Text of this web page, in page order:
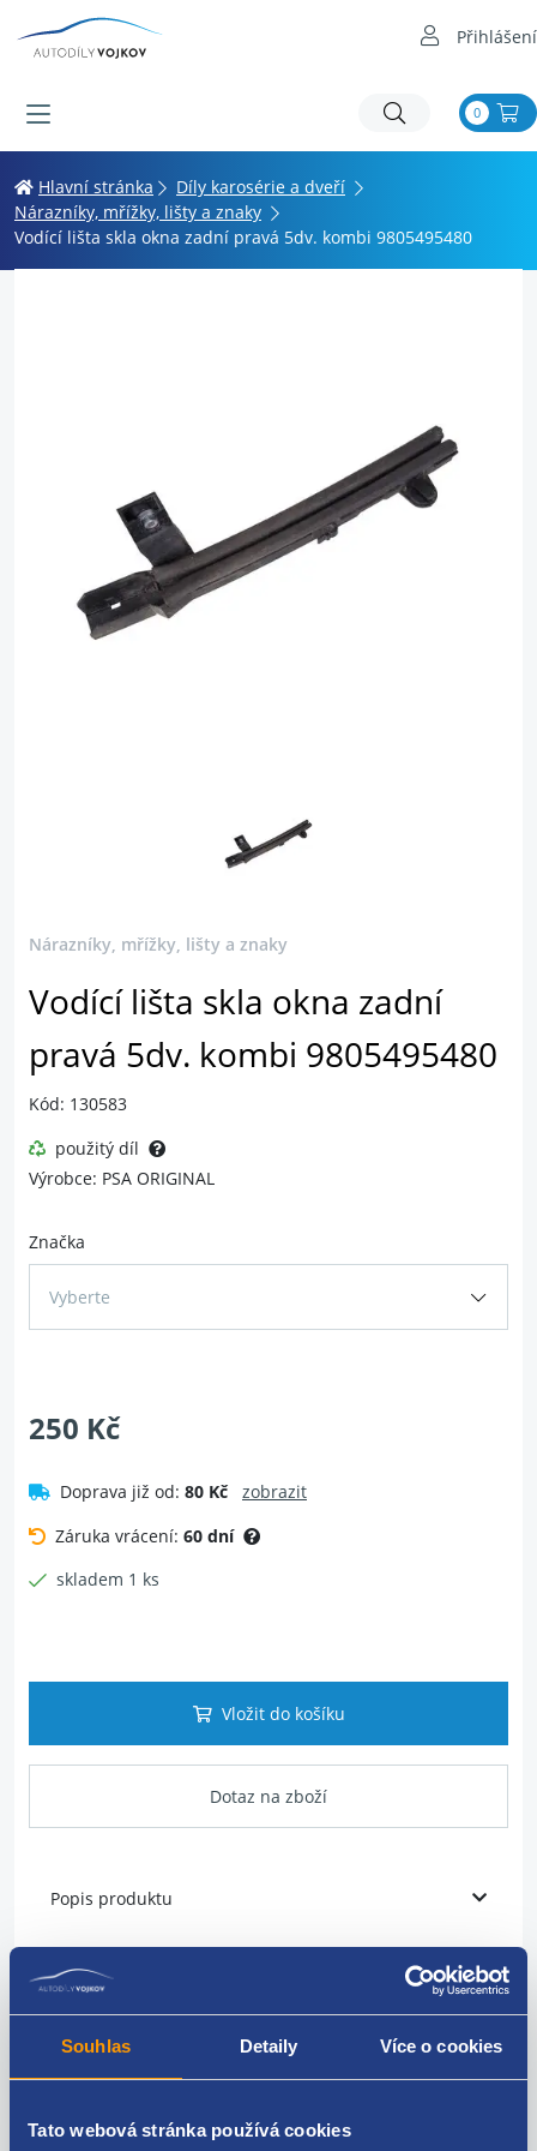
Souhlas Detaily Více o cookies
Tato webová stránka používá cookies
Přihlášení
0
Hlavní stránka
Díly karosérie a dveří
Nárazníky, mřížky, lišty a znaky
Vodící lišta skla okna zadní pravá 5dv. kombi 9805495480
Nárazníky, mřížky, lišty a znaky
Vodící lišta skla okna zadní
pravá 5dv. kombi 9805495480
Kód: 130583
použitý díl
Výrobce: PSA ORIGINAL
Značka
Vyberte
250 Kč
Doprava již od: 80 Kč
zobrazit
Záruka vrácení: 60 dní
skladem 1 ks
Vložit do košíku
Dotaz na zboží
Popis produktu
Vodící lišta skla okna
Typ vozu: 5dv. kombi
Strana: pravá